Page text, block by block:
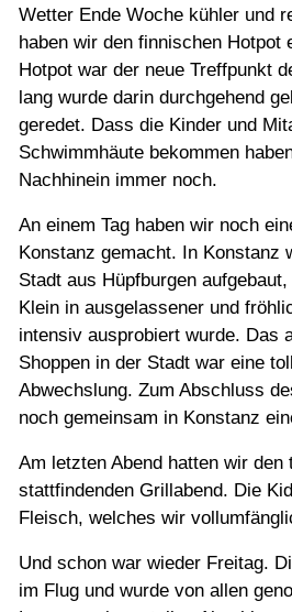
Wetter Ende Woche kühler und
haben wir den finnischen Hotpot
Hotpot war der neue Treffpunkt
lang wurde darin durchgehend
geredet. Dass die Kinder und
Schwimmhäute bekommen
Nachhinein immer noch.
An einem Tag haben wir noch
Konstanz gemacht. In Konstanz
Stadt aus Hüpfburgen
Klein in ausgelassener und
intensiv ausprobiert wurde. Das
Shoppen in der Stadt war eine
Abwechslung. Zum Abschluss
noch gemeinsam in Konstanz
Am letzten Abend hatten wir den
stattfindenden Grillabend. Die
Fleisch, welches wir
Und schon war wieder Freitag.
im Flug und wurde von allen